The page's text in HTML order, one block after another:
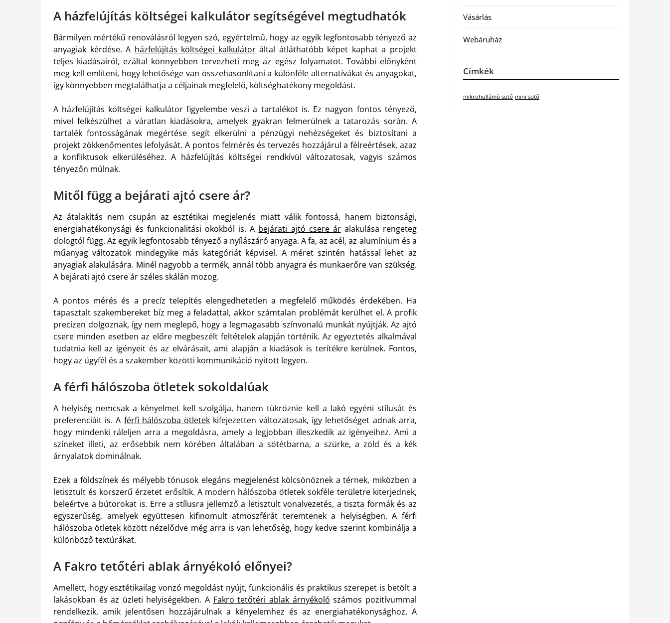
A házfelújítás költségei kalkulátor segítségével megtudhatók
Bármilyen mértékű renoválásról legyen szó, egyértelmű, hogy az egyik legfontosabb tényező az
anyagiak kérdése. A házfelújítás költségei kalkulátoráltal átláthatóbb képet kaphat a projekt
teljes kiadásairól, ezáltal könnyebben tervezheti meg az egész folyamatot. További előnyként
meg kell említeni, hogy lehetősége van összehasonlítani a különféle alternatívákat és anyagokat,
így könnyebben megtalálhatja a céljainak megfelelő, költséghatékony megoldást.
A házfelújítás költségei kalkulátor figyelembe veszi a tartalékot is. Ez nagyon fontos tényező,
mivel felkészülhet a váratlan kiadásokra, amelyek gyakran felmerülnek a tatarozás során. A
tartalék fontosságának megértése segít elkerülni a pénzügyi nehézségeket és biztosítani a
projekt zökkenőmentes lefolyását. A pontos felmérés és tervezés hozzájárul a félreértések, azaz
a konfliktusok elkerüléséhez. A házfelújítás költségei rendkívül változatosak, vagyis számos
tényezőn múlnak.
Mitől függ a bejárati ajtó csere ár?
Az átalakítás nem csupán az esztétikai megjelenés miatt válik fontossá, hanem biztonsági,
energiahatékonysági és funkcionalitási okokból is. A bejárati ajtó csere áralakulása rengeteg
dologtól függ. Az egyik legfontosabb tényező a nyílászáró anyaga. A fa, az acél, az alumínium és a
műanyag változatok mindegyike más kategóriát képvisel. A méret szintén hatással lehet az
anyagiak alakulására. Minél nagyobb a termék, annál több anyagra és munkaerőre van szükség.
A bejárati ajtó csere ár széles skálán mozog.
A pontos mérés és a precíz telepítés elengedhetetlen a megfelelő működés érdekében. Ha
tapasztalt szakembereket bíz meg a feladattal, akkor számtalan problémát kerülhet el. A profik
precízen dolgoznak, így nem meglepő, hogy a legmagasabb színvonalú munkát nyújtják. Az ajtó
csere minden esetben az előre megbeszélt feltételek alapján történik. Az egyeztetés alkalmával
tudatnia kell az igényeit és az elvárásait, ami alapján a kiadások is terítékre kerülnek. Fontos,
hogy az ügyfél és a szakember közötti kommunikáció nyitott legyen.
A férfi hálószoba ötletek sokoldalúak
A helyiség nemcsak a kényelmet kell szolgálja, hanem tükröznie kell a lakó egyéni stílusát és
preferenciáit is. A férfi hálószoba ötletekkifejezetten változatosak, így lehetőséget adnak arra,
hogy mindenki ráleljen arra a megoldásra, amely a legjobban illeszkedik az igényeihez. Ami a
színeket illeti, az erősebbik nem körében általában a sötétbarna, a szürke, a zöld és a kék
árnyalatok dominálnak.
Ezek a földszínek és mélyebb tónusok elegáns megjelenést kölcsönöznek a térnek, miközben a
letisztult és korszerű érzetet erősítik. A modern hálószoba ötletek sokféle területre kiterjednek,
beleértve a bútorokat is. Erre a stílusra jellemző a letisztult vonalvezetés, a tiszta formák és az
egyszerűség, amelyek együttesen kifinomult atmoszférát teremtenek a helyiségben. A férfi
hálószoba ötletek között nézelődve még arra is van lehetőség, hogy kedve szerint kombinálja a
különböző textúrákat.
A Fakro tetőtéri ablak árnyékoló előnyei?
Amellett, hogy esztétikailag vonzó megoldást nyújt, funkcionális és praktikus szerepet is betölt a
lakásokban és az üzleti helyiségekben. A Fakro tetőtéri ablak árnyékoló számos pozitívummal
rendelkezik, amik jelentősen hozzájárulnak a kényelemhez és az energiahatékonysághoz. A
Vásárlás
Webáruház
Címkék
mikrohullámú sütő mini sütő